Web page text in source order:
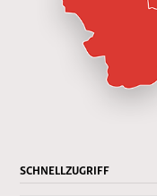
SCHNELLZUGRIFF